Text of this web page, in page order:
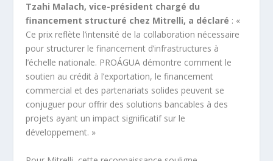
Tzahi Malach, vice-président chargé du
financement structuré chez Mitrelli, a déclaré : «
Ce prix reflète l’intensité de la collaboration nécessaire
pour structurer le financement d’infrastructures à
l’échelle nationale. PROÁGUA démontre comment le
soutien au crédit à l’exportation, le financement
commercial et des partenariats solides peuvent se
conjuguer pour offrir des solutions bancables à des
projets ayant un impact significatif sur le
développement. »